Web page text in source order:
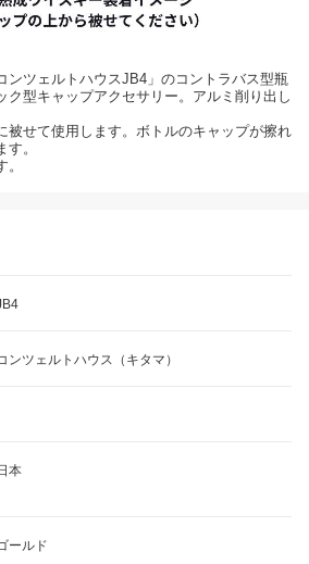
ンツェルトハウスJB4」のコントラバス型瓶
ク型キャップアクセサリー。アルミ削り出し
せて使用します。ボトルのキャップが擦れ
。
ンツェルトハウス（キタマ）
本
ールド